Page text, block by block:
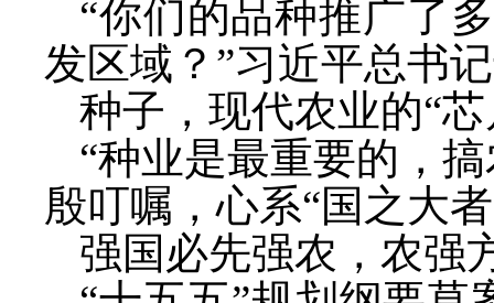
“你们的品种推广了
发区域？”习近平总书
种子，现代农业的“
“种业是最重要的，
殷叮嘱，心系“国之大
强国必先强农，农强